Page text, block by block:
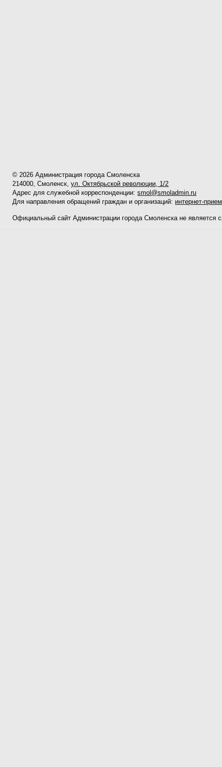
© 2026 Администрация города Смоленска
214000, Смоленск,ул. Октябрьской революции, 1/2
Адрес для служебной корреспонденции:smol@smoladmin.ru
Для направления обращений граждан и организаций: интернет-
Официальный сайт Администрации города Смоленска не является